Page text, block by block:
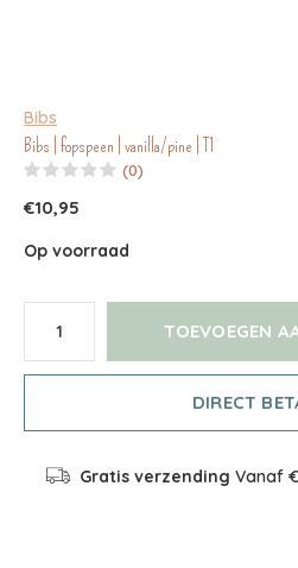
Bibs
Bibs | fopspeen | vanilla/pine | T1
(0)
€10,95
Op voorraad
TOEVOEGEN
DIRECT
Gratis verzending Vanaf